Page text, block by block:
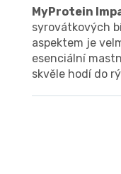
MyProtein
syrovátkových
aspektem je
esenciální
skvěle hodí do